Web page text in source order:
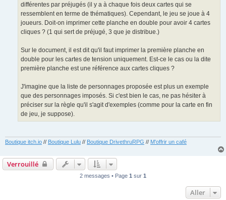
différentes par préjugés (il y a à chaque fois deux cartes qui se
ressemblent en terme de thématiques). Cependant, le jeu se joue à 4
joueurs. Doit-on imprimer cette planche en double pour avoir 4 cartes
cliques ? (1 qui sert de préjugé, 3 que je distribue.)
Sur le document, il est dit qu'il faut imprimer la première planche en
double pour les cartes de tension uniquement. Est-ce le cas ou la dite
première planche est une référence aux cartes cliques ?
J'imagine que la liste de personnages proposée est plus un exemple
que des personnages imposés. Si c'est bien le cas, ne pas hésiter à
préciser sur la règle qu'il s'agit d'exemples (comme pour la carte en fin
de jeu, je suppose).
Boutique itch.io // Boutique Lulu // Boutique DrivethruRPG // M'offrir un café
Verrouillé
2 messages • Page 1 sur 1
Aller